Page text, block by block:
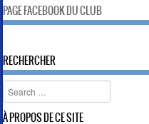
PAGE FACEBOOK DU CLUB
RECHERCHER
Search
À PROPOS DE CE SITE